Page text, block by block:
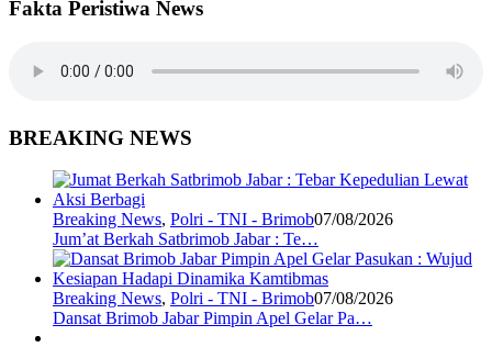
Fakta Peristiwa News
BREAKING NEWS
Breaking News, Polri - TNI - Brimob07/08/2026
Jum’at Berkah Satbrimob Jabar : Te…
Breaking News, Polri - TNI - Brimob07/08/2026
Dansat Brimob Jabar Pimpin Apel Gelar Pa…